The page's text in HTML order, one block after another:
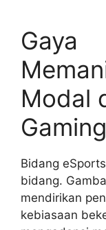
Gaya
Modal
Bidang
bidang.
mendirikan
kebiasaan